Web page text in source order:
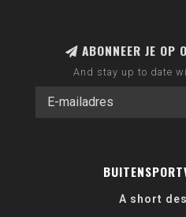
ABONNEER JE OP
And stay up to date
A short